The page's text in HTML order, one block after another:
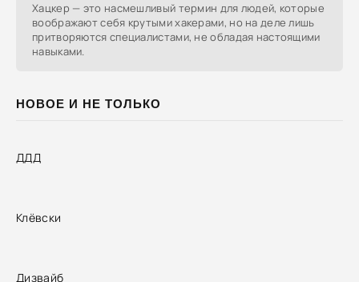
НОВОЕ И НЕ ТОЛЬКО
ДДД
Клёвски
Дизвайб
Хацкер — это насмешливый термин для людей, которые
воображают себя крутыми хакерами, но на деле лишь
притворяются специалистами, не обладая настоящими
навыками.